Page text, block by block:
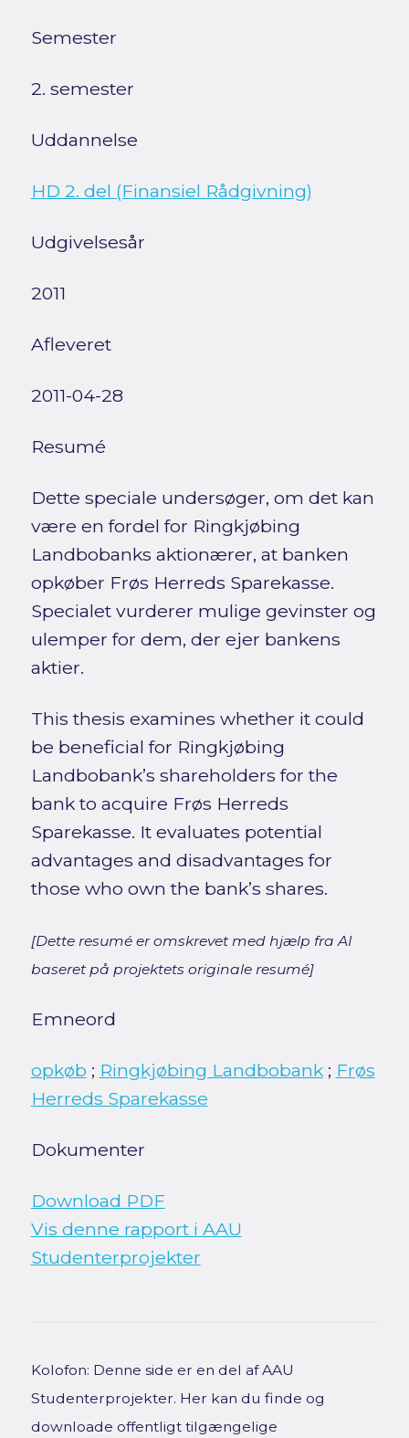
Semester
2. semester
Uddannelse
HD 2. del (Finansiel Rådgivning)
Udgivelsesår
2011
Afleveret
2011-04-28
Resumé
Dette speciale undersøger, om det kan
være en fordel for Ringkjøbing
Landbobanks aktionærer, at banken
opkøber Frøs Herreds Sparekasse.
Specialet vurderer mulige gevinster og
ulemper for dem, der ejer bankens
aktier.
This thesis examines whether it could
be beneficial for Ringkjøbing
Landbobank’s shareholders for the
bank to acquire Frøs Herreds
Sparekasse. It evaluates potential
advantages and disadvantages for
those who own the bank’s shares.
[Dette resumé er omskrevet med hjælp fra AI
baseret på projektets originale resumé]
Emneord
opkøb ; Ringkjøbing Landbobank; Frøs
Herreds Sparekasse
Dokumenter
Download PDF
Vis denne rapport i AAU
Studenterprojekter
Kolofon: Denne side er en del af AAU
Studenterprojekter. Her kan du finde og
downloade offentligt tilgængelige